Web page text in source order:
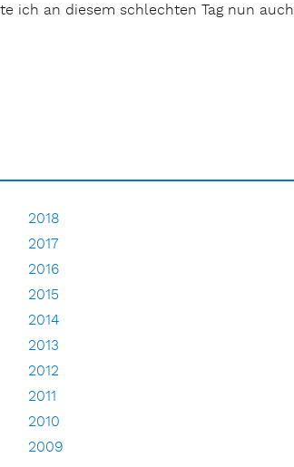
ich an diesem schlechten Tag nun auch
2018
2017
2016
2015
2014
2013
2012
2011
2010
2009